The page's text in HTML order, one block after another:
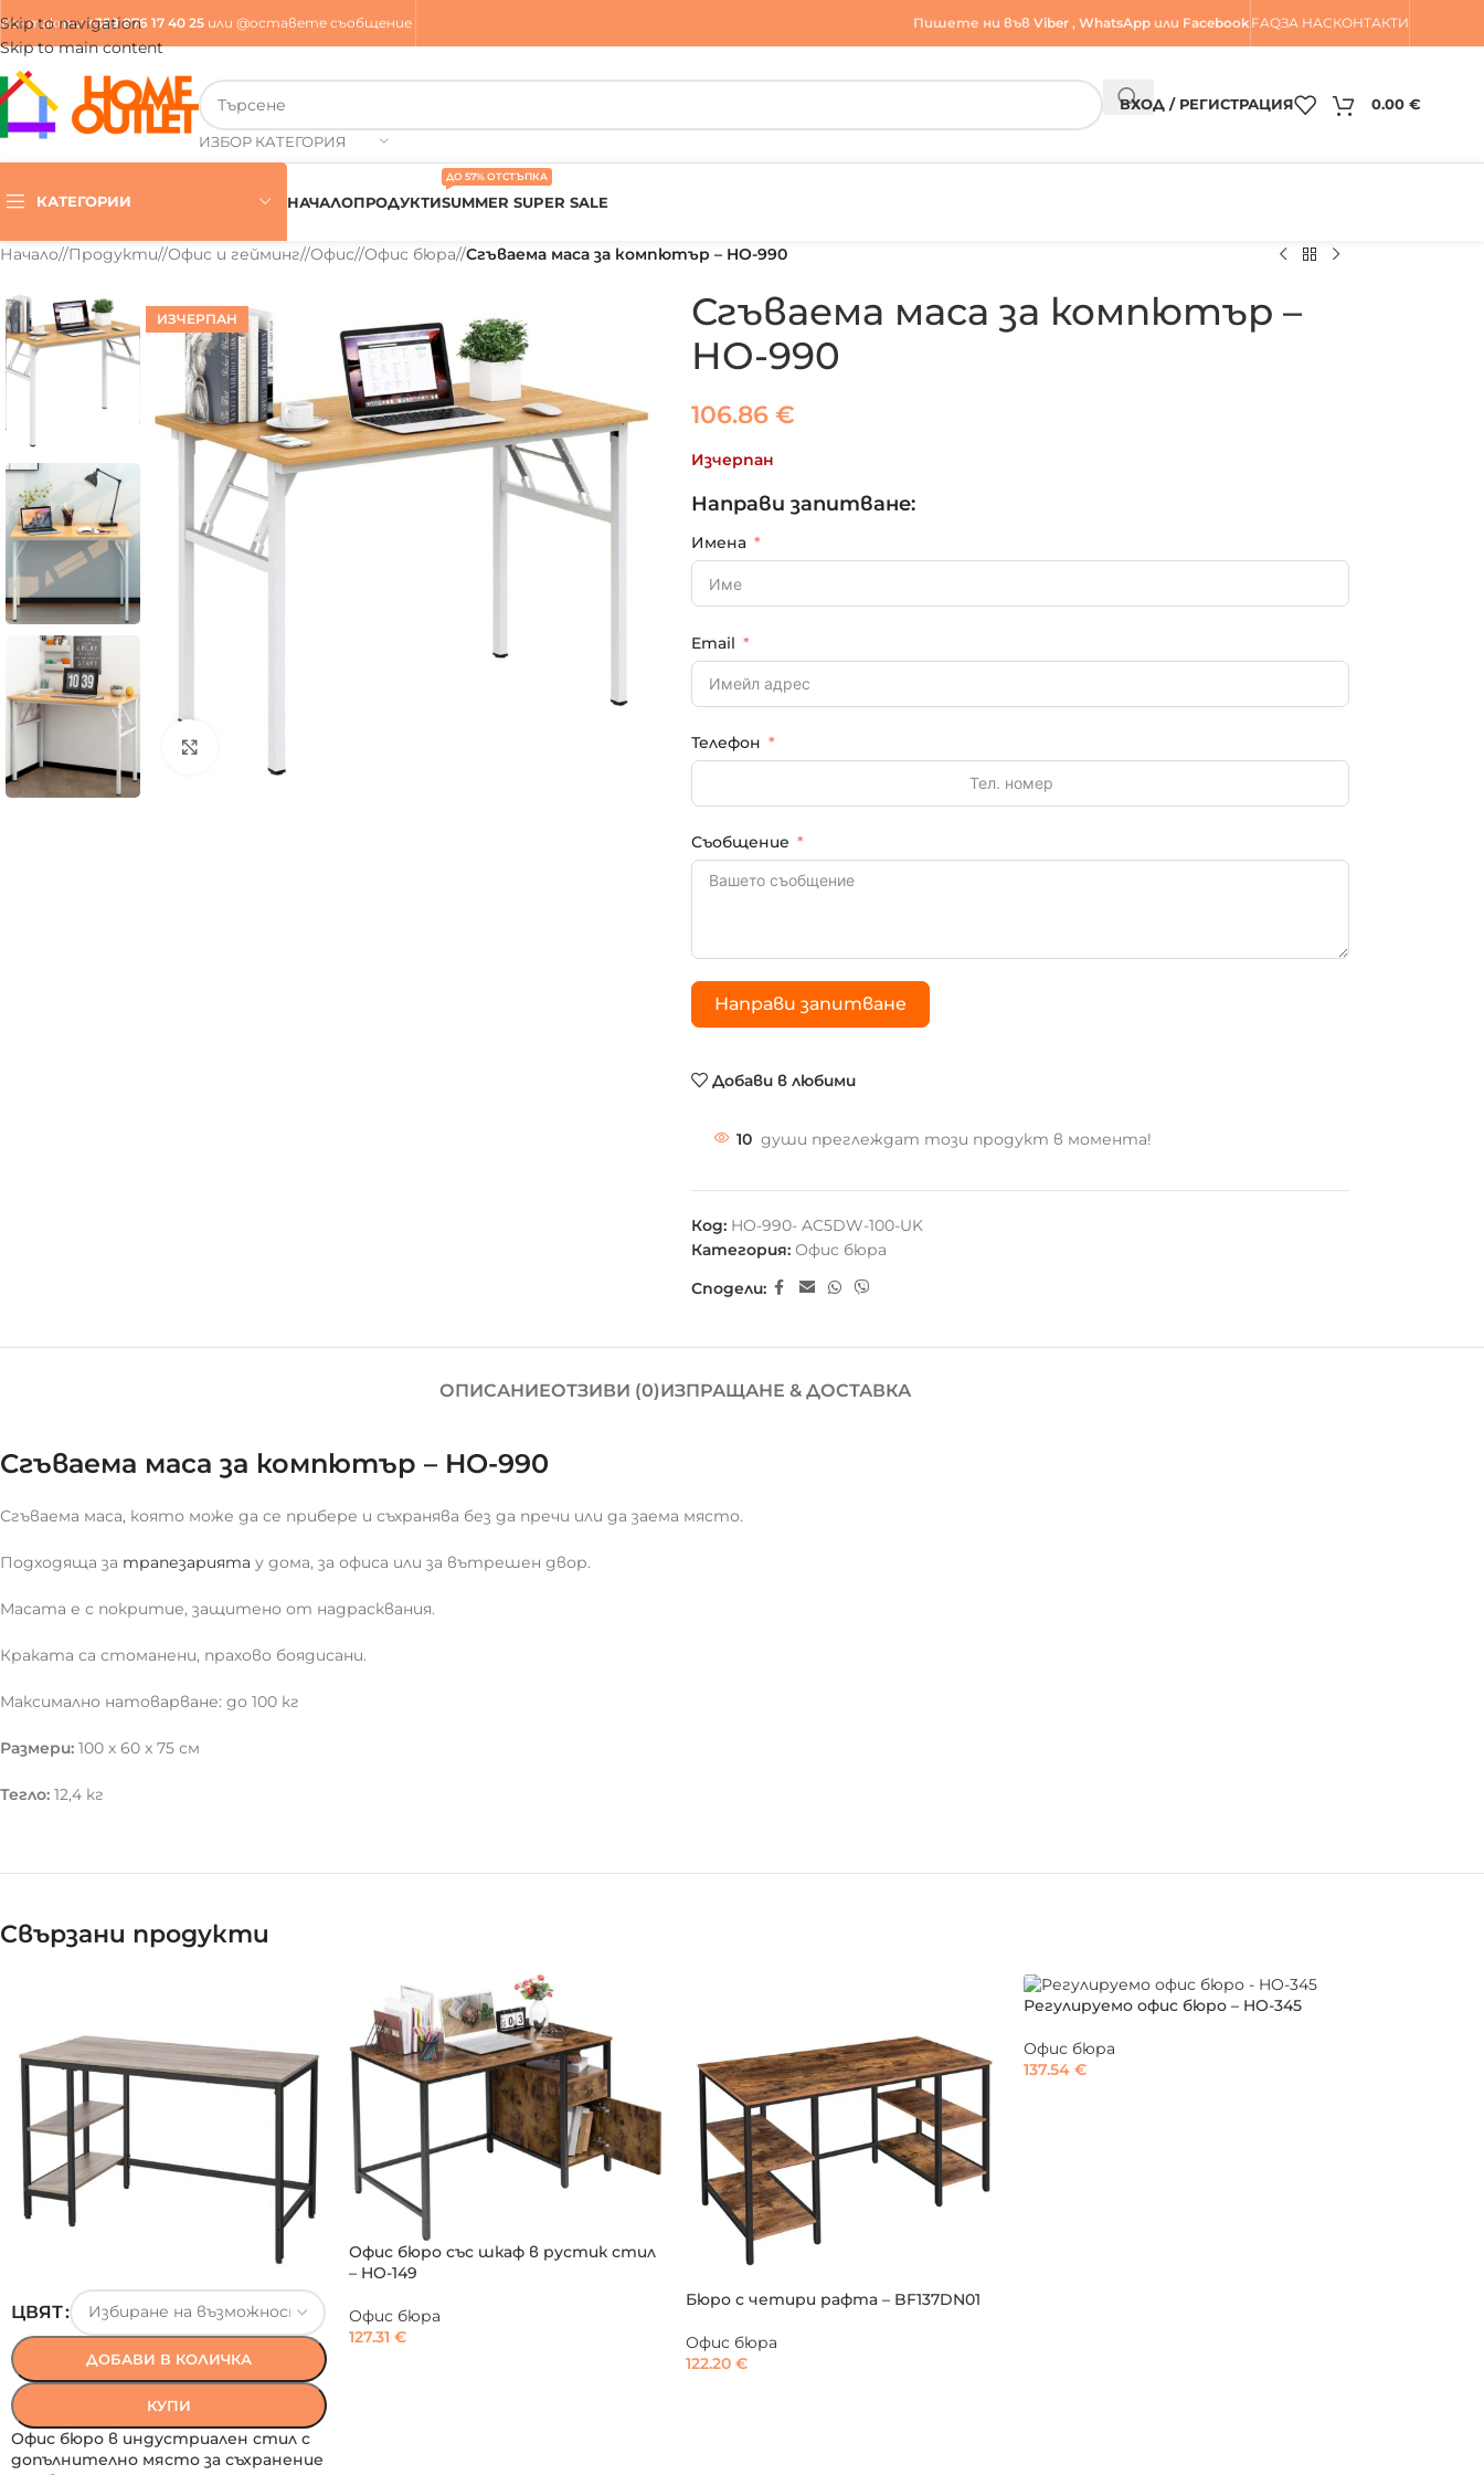
Skip to navigation
Skip to main content
Контакти:+359 876 17 40 25 или @оставете съобщение Пишете ни във Viber , WhatsAppили FacebookFAQЗА НАСКОНТАКТИ
ИЗБОР КАТЕГОРИЯ
ВХОД / РЕГИСТРАЦИЯ 0.00 €
КАТЕГОРИИ НАЧАЛОПРОДУКТИSUMMER SUPER SALE
ДО 57% ОТСТЪПКА
Начало/ Продукти/ Офис и гейминг/ Офис/ Офис бюра/ Сгъваема маса за компютър – HO-990
ИЗЧЕРПАН
Сгъваема маса за компютър –
HO-990
106.86 €
Изчерпан
Направи запитване:
Имена
Email
Телефон
Съобщение
Направи запитване
Добави в любими
10 души преглеждат този продукт в момента!
Код: HO-990- AC5DW-100-UK
Категория: Офис бюра
Сподели:
ОПИСАНИЕОТЗИВИ (0)ИЗПРАЩАНЕ & ДОСТАВКА
Сгъваема маса за компютър – HO-990
Сгъваема маса, която може да се прибере и съхранява без да пречи или да заема място.
Подходяща за трапезарията у дома, за офиса или за вътрешен двор.
Масата е с покритие, защитено от надрасквания.
Краката са стоманени, прахово боядисани.
Максимално натоварване: до 100 кг
Размери: 100 x 60 x 75 см
Тегло: 12,4 кг
Свързани продукти
ЦВЯТ
ДОБАВИ В КОЛИЧКА
КУПИ
Офис бюро в индустриален стил с
допълнително място за съхранение
Офис бюро със шкаф в рустик стил
– HO-149
Офис бюра
127.31 €
Бюро с четири рафта – BF137DN01
Офис бюра
122.20 €
Регулируемо офис бюро – HO-345
Офис бюра
137.54 €